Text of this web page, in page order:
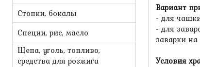
Стопки, бокалы
Специи, рис, масло
Щепа, уголь, топливо,
средства для розжига
Вариант
- для
- для
заварки
Условия